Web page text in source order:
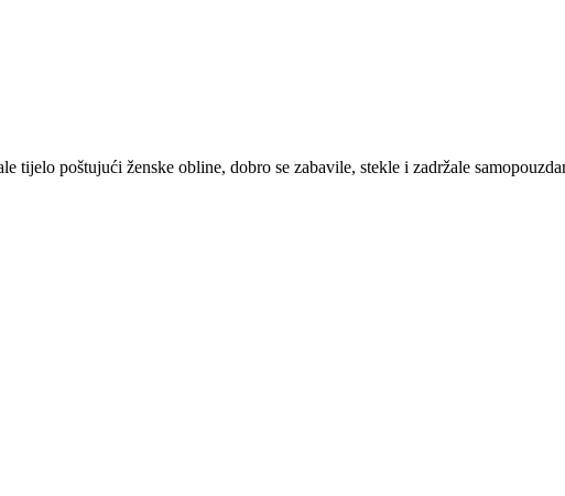
poštujući ženske obline, dobro se zabavile, stekle i zadržale